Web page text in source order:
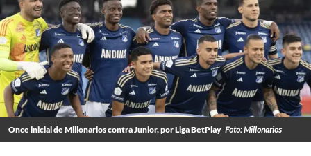
Once inicial de Millonarios contra Junior, por Liga BetPlay Foto: Millonarios